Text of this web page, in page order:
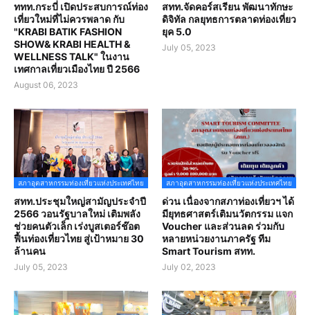
ททท.กระบี่ เปิดประสบการณ์ท่อง
เที่ยวใหม่ที่ไม่ควรพลาด กับ
"KRABI BATIK FASHION
SHOW& KRABI HEALTH &
WELLNESS TALK" ในงาน
เทศกาลเที่ยวเมืองไทย ปี 2566
August 06, 2023
สทท.จัดคอร์สเรียน พัฒนาทักษะ
ดิจิทัล กลยุทธการตลาดท่องเที่ยว
ยุค 5.0
July 05, 2023
สภาอุตสาหกรรมท่องเที่ยวแห่งประเทศไทย
สทท.ประชุมใหญ่สามัญประจำปี
2566 วอนรัฐบาลใหม่ เติมพลัง
ช่วยคนตัวเล็ก เร่งบูสเตอร์ช๊อต
ฟื้นท่องเที่ยวไทย สู่เป้าหมาย 30
ล้านคน
July 05, 2023
สภาอุตสาหกรรมท่องเที่ยวแห่งประเทศไทย
ด่วน เนื่องจากสภาท่องเที่ยวฯ ได้
มียุทธศาสตร์เติมนวัตกรรม แจก
Voucher และส่วนลด ร่วมกับ
หลายหน่วยงานภาครัฐ ทีม
Smart Tourism สทท.
July 02, 2023